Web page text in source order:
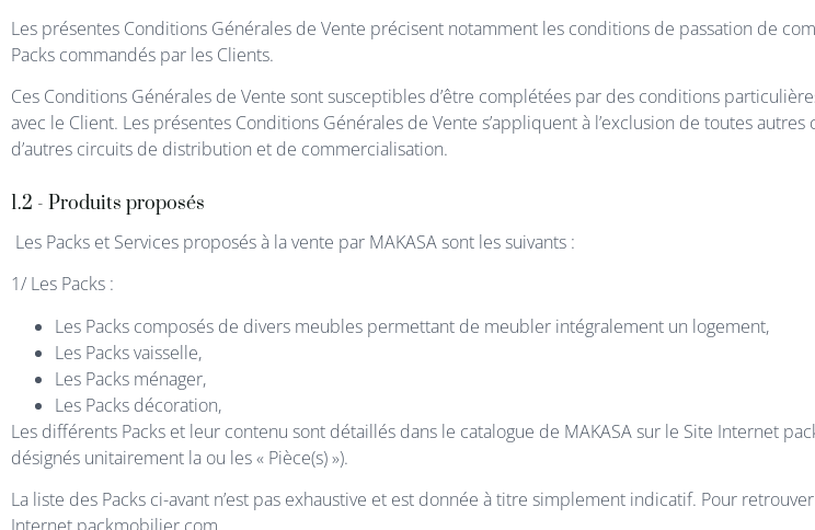
Les présentes Conditions Générales de Vente précisent notamment les conditions de passation de
Packs commandés par les Clients.
Ces Conditions Générales de Vente sont susceptibles d’être complétées par des conditions
avec le Client. Les présentes Conditions Générales de Vente s’appliquent à l’exclusion de toutes
d’autres circuits de distribution et de commercialisation.
1.2 - Produits proposés
Les Packs et Services proposés à la vente par MAKASA sont les suivants :
1/ Les Packs :
Les Packs composés de divers meubles permettant de meubler intégralement un logement,
Les Packs vaisselle,
Les Packs ménager,
Les Packs décoration,
Les différents Packs et leur contenu sont détaillés dans le catalogue de MAKASA sur le Site Internet
désignés unitairement la ou les « Pièce(s) »).
La liste des Packs ci-avant n’est pas exhaustive et est donnée à titre simplement indicatif. Pour